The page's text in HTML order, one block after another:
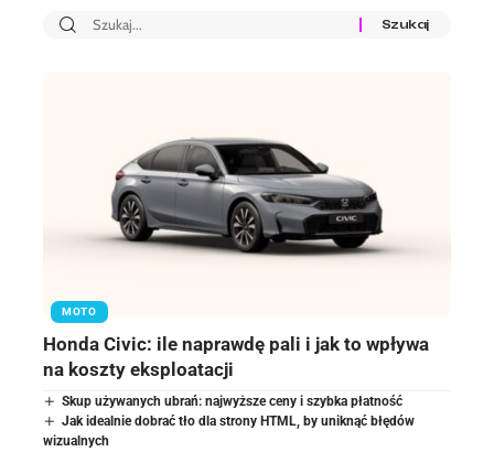
MOTO
Honda Civic: ile naprawdę pali i jak to wpływa
na koszty eksploatacji
Skup używanych ubrań: najwyższe ceny i szybka płatność
Jak idealnie dobrać tło dla strony HTML, by uniknąć błędów
wizualnych